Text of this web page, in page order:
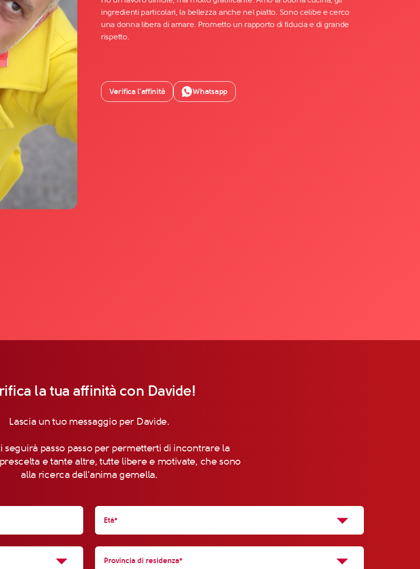
Facebook
TikTok
ingredienti particolari, la bellezza anche nel piatto. Sono celibe e cerco
una donna libera di amare. Prometto un rapporto di fiducia e di grande
rispetto.
Verifica l’affinità Whatsapp
la tua affinità con Davide!
Lascia un tuo messaggio per Davide.
seguirà passo passo per permetterti di incontrare la
e tante altre, tutte libere e motivate, che sono
alla ricerca dell'anima gemella.